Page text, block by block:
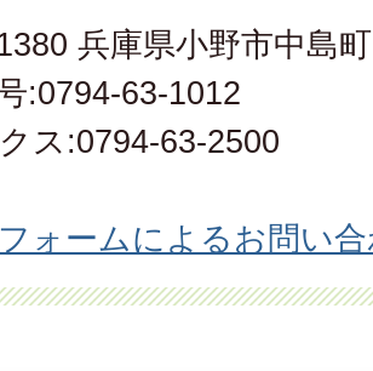
兵庫県小野市中島
:0794-63-1012
ス:0794-63-2500
ォームによるお問い